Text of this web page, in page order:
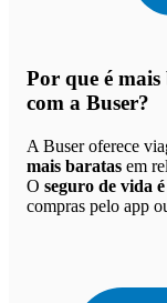
Por que é
com a Buser?
A Buser oferece
mais baratas em
O seguro de vida
compras pelo app